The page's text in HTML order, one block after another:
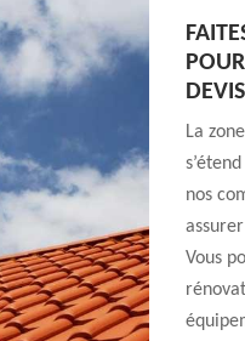
DEVIS
La
nos
Vous